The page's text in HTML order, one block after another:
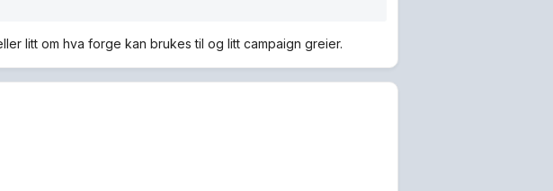
litt om hva forge kan brukes til og litt campaign greier.